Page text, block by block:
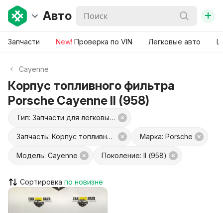
Авто +
Запчасти New! Проверка по VIN Легковые авто
Cayenne
Корпус топливного фильтра
Porsche Cayenne II (958)
Тип: Запчасти для легковых авто
Запчасть: Корпус топливного фильтра Марка: Porsche
Модель: Cayenne Поколение: II (958)
Сортировка